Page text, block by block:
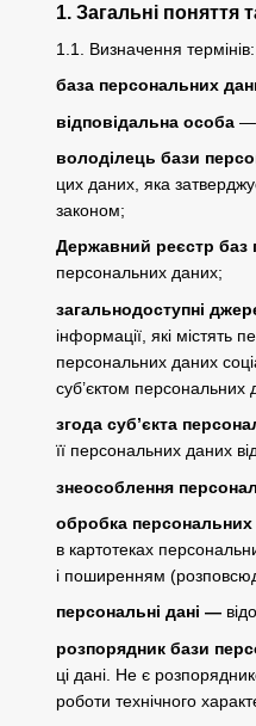
1. Загальні поняття
1.1. Визначення термінів:
база персональних
відповідальна особа —
володілець бази
цих даних, яка
законом;
Державний реєстр баз
персональних даних;
загальнодоступні
інформації, які містять
персональних даних
суб’єктом
згода суб’єкта
її персональних даних
знеособлення
обробка
в картотеках
і поширенням
персональні дані —
розпорядник бази
ці дані. Не є
роботи технічного